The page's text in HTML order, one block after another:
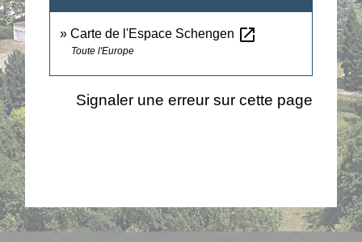
Carte de l'Espace Schengen open_in_new
Toute l'Europe
Signaler une erreur sur cette page